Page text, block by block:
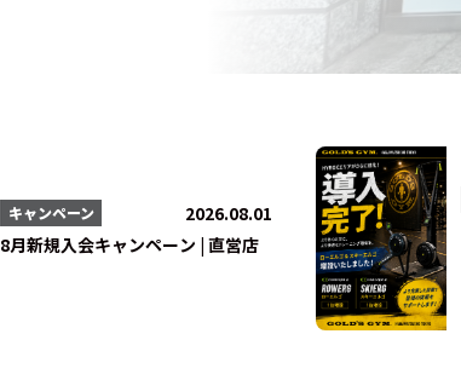
キャンペーン
2026.08.01
8月新規入会キャンペーン | 直営店